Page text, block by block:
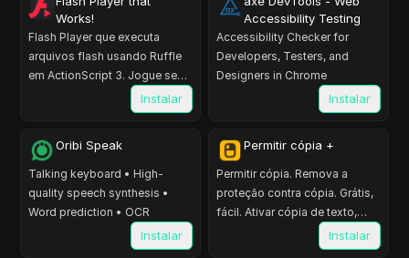
Works!
Flash Player que executa
arquivos flash usando Ruffle
em ActionScript 3. Jogue seus
jogos favoritos em flash na
Instalar
Accessibility Testing
Accessibility Checker for
Developers, Testers, and
Designers in Chrome
Instalar
Oribi Speak
Talking keyboard • High-
quality speech synthesis •
Word prediction • OCR
Instalar
Permitir cópia +
Permitir cópia. Remova a
proteção contra cópia. Grátis,
fácil. Ativar cópia de texto,
menu de contexto, botão
direito do mouse.…
Instalar